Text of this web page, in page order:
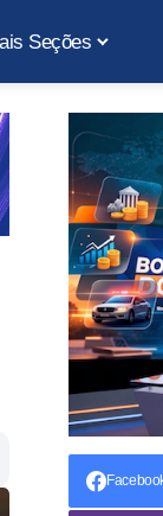
Seções